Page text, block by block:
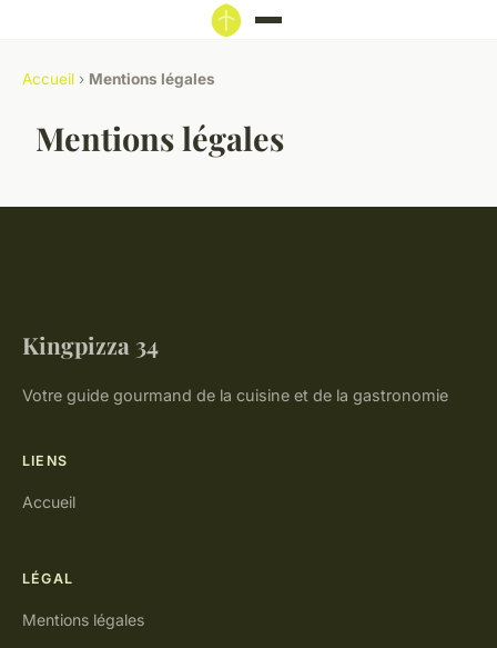
Accueil › Mentions légales
Mentions légales
Kingpizza 34
Votre guide gourmand de la cuisine et de la gastronomie
LIENS
Accueil
LÉGAL
Mentions légales